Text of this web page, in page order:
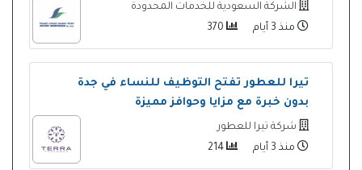
الشركة السعودية للخدمات المحدودة
منذ 3 أيام
تيرا للعطور تفتح التوظيف للنساء في جدة
بدون خبرة مع مزايا وحوافز مميزة
شركة تيرا للعطور
منذ 3 أيام